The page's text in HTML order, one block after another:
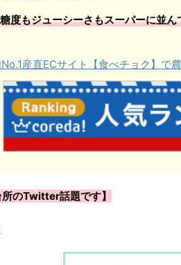
度もジューシーさもスーパーに並
産直ECサイト【食べチョク】で
所のTwitter話題です】